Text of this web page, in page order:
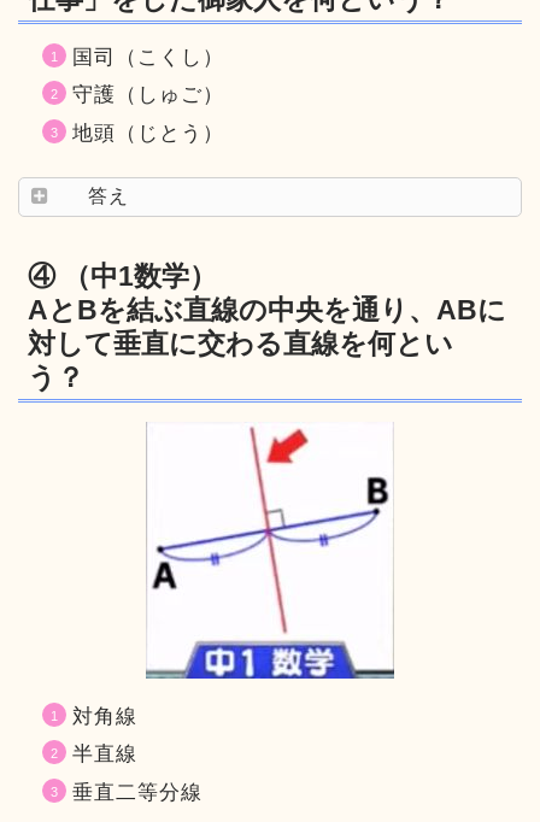
国司（こくし）
守護（しゅご）
地頭（じとう）
答え
④ （中1数学）
AとBを結ぶ直線の中央を通り、ABに
対して垂直に交わる直線を何とい
う？
対角線
半直線
垂直二等分線